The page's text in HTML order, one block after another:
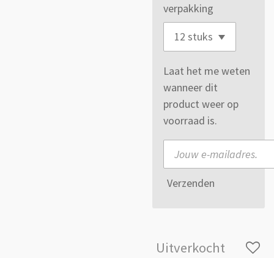
verpakking
Laat het me weten
wanneer dit
product weer op
voorraad is.
Verzenden
Uitverkocht